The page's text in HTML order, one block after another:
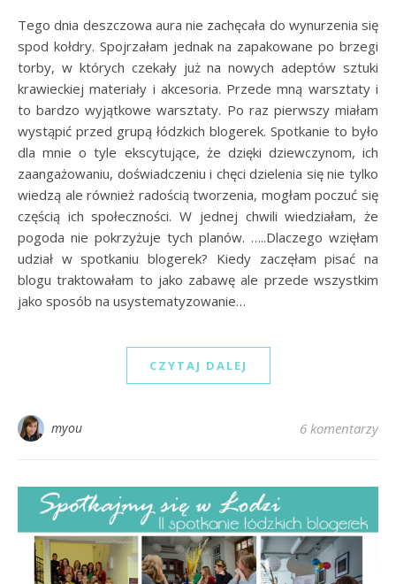
Tego dnia deszczowa aura nie zachęcała do wynurzenia się
spod kołdry. Spojrzałam jednak na zapakowane po brzegi
torby, w których czekały już na nowych adeptów sztuki
krawieckiej materiały i akcesoria. Przede mną warsztaty i
to bardzo wyjątkowe warsztaty. Po raz pierwszy miałam
wystąpić przed grupą łódzkich blogerek. Spotkanie to było
dla mnie o tyle ekscytujące, że dzięki dziewczynom, ich
zaangażowaniu, doświadczeniu i chęci dzielenia się nie tylko
wiedzą ale również radością tworzenia, mogłam poczuć się
częścią ich społeczności. W jednej chwili wiedziałam, że
pogoda nie pokrzyżuje tych planów. …..Dlaczego wzięłam
udział w spotkaniu blogerek? Kiedy zaczęłam pisać na
blogu traktowałam to jako zabawę ale przede wszystkim
jako sposób na usystematyzowanie…
CZYTAJ DALEJ
myou 6 komentarzy